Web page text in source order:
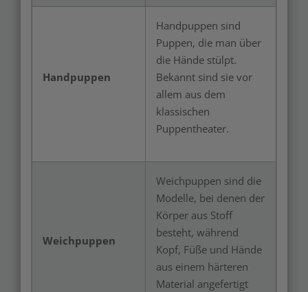
Handpuppen
Handpuppen sind
Puppen, die man über
die Hände stülpt.
Bekannt sind sie vor
allem aus dem
klassischen
Puppentheater.
Weichpuppen
Weichpuppen sind die
Modelle, bei denen der
Körper aus Stoff
besteht, während
Kopf, Füße und Hände
aus einem härteren
Material angefertigt